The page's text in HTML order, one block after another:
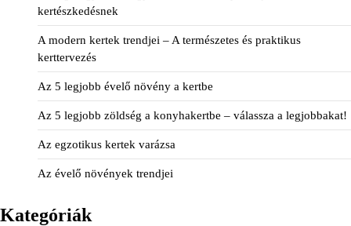
kertészkedésnek
A modern kertek trendjei – A természetes és praktikus
kerttervezés
Az 5 legjobb évelő növény a kertbe
Az 5 legjobb zöldség a konyhakertbe – válassza a legjobbakat!
Az egzotikus kertek varázsa
Az évelő növények trendjei
Kategóriák